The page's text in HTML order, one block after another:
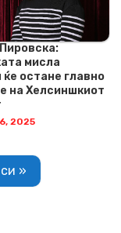
мисла
ќе остане главно
на Хелсиншкиот
2025
»